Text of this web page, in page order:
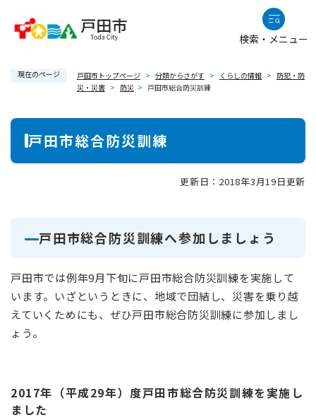
検索・メニュー
現在のページ 戸田市トップページ > 分類からさがす > くらしの情報 > 防犯・防
災・災害 > 防災 > 戸田市総合防災訓練
本
戸田市総合防災訓練
更新日：2018年3月19日更新
戸田市総合防災訓練へ参加しましょう
戸田市では例年9月下旬に戸田市総合防災訓練を実施して
います。いざというときに、地域で団結し、災害を乗り越
えていくためにも、ぜひ戸田市総合防災訓練に参加しまし
ょう。
2017年（平成29年）度戸田市総合防災訓練を実施し
ました